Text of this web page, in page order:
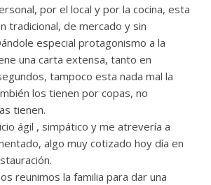
por el local y por la cocina, esta
tradicional, de mercado y sin
especial protagonismo a la
una carta extensa, tanto en
tampoco esta nada mal la
los tienen por copas, no
tienen.
ágil , simpático y me atrevería a
algo muy cotizado hoy día en
reunimos la familia para dar una